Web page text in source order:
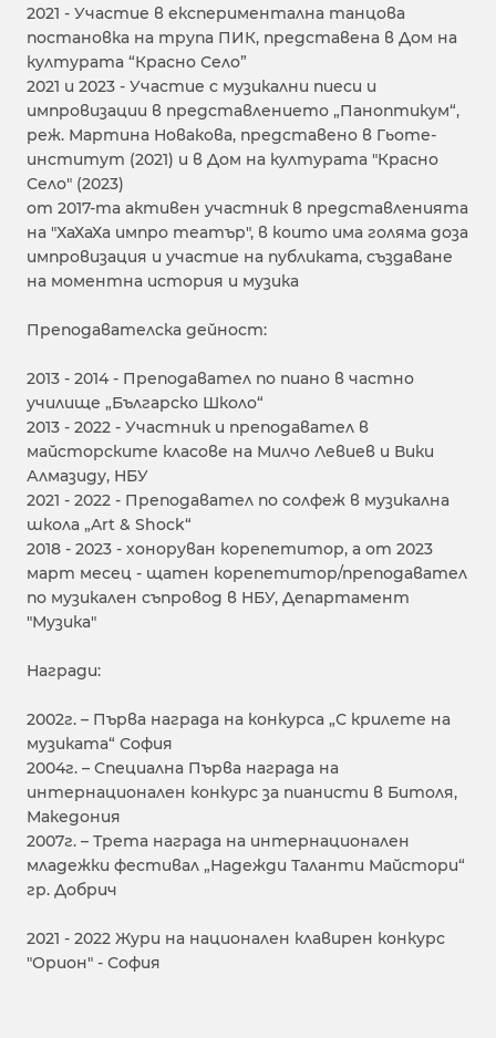
2021 - Участие в експериментална танцова
постановка на трупа ПИК, представена в Дом на
културата “Красно Село”
2021 и 2023 - Участие с музикални пиеси и
импровизации в представлението „Паноптикум“,
реж. Мартина Новакова, представено в Гьоте-
институт (2021) и в Дом на културата "Красно
Село" (2023)
от 2017-та активен участник в представленията
на "ХаХаХа импро театър", в които има голяма доза
импровизация и участие на публиката, създаване
на моментна история и музика
Преподавателска дейност:
2013 - 2014 - Преподавател по пиано в частно
училище „Българско Школо“
2013 - 2022 - Участник и преподавател в
майсторските класове на Милчо Левиев и Вики
Алмазиду, НБУ
2021 - 2022 - Преподавател по солфеж в музикална
школа „Art & Shock“
2018 - 2023 - хоноруван корепетитор, а от 2023
март месец - щатен корепетитор/преподавател
по музикален съпровод в НБУ, Департамент
"Музика"
Награди:
2002г. – Първа награда на конкурса „С крилете на
музиката“ София
2004г. – Специална Първа награда на
интернационален конкурс за пианисти в Битоля,
Македония
2007г. – Трета награда на интернационален
младежки фестивал „Надежди Таланти Майстори“
гр. Добрич
2021 - 2022 Жури на национален клавирен конкурс
"Орион" - София